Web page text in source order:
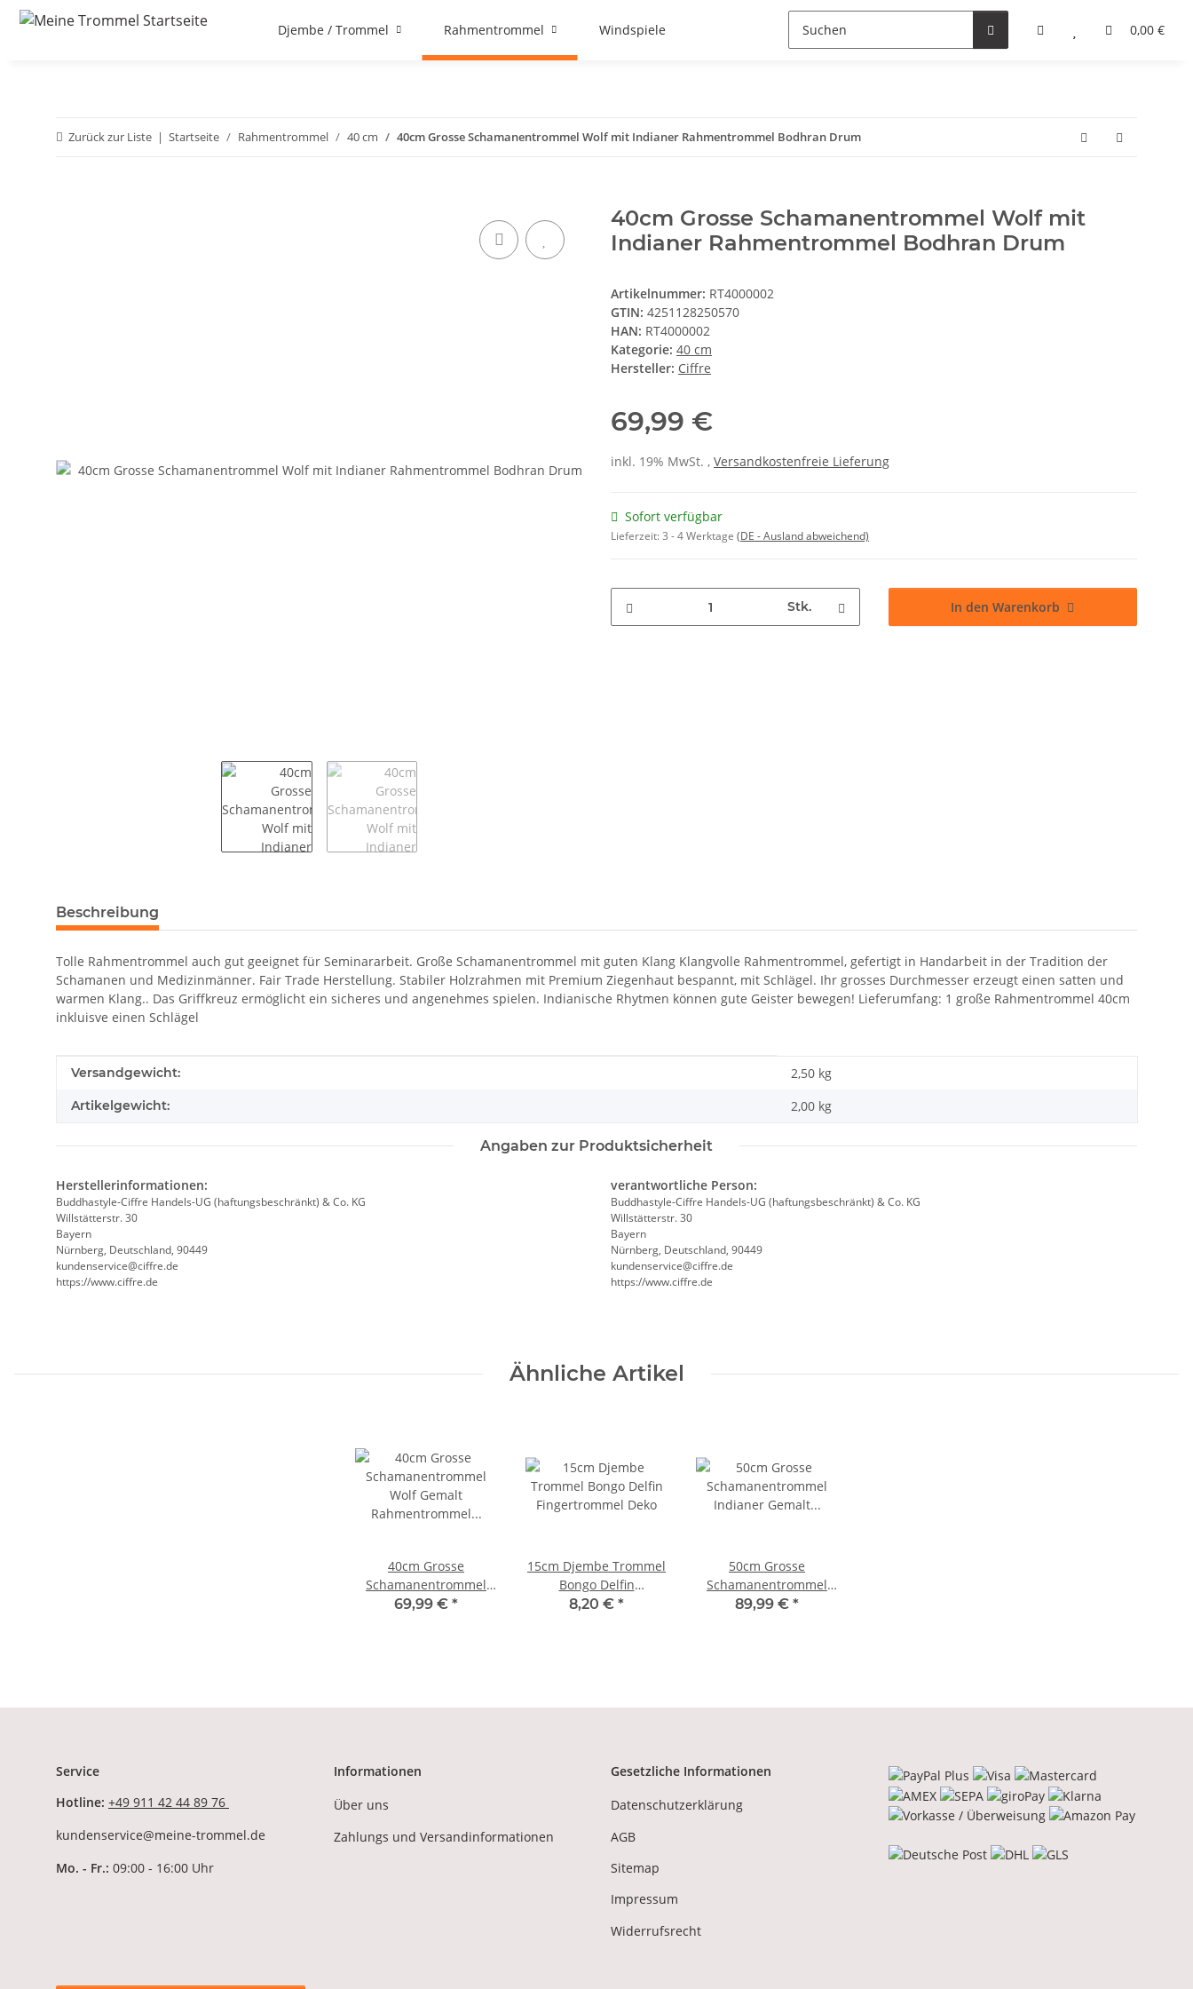
0,00 €
Djembe / Trommel Rahmentrommel Windspiele
Zurück zur Liste Startseite Rahmentrommel 40 cm 40cm Grosse Schamanentrommel Wolf mit Indianer Rahmentrommel Bodhran Drum
40cm Grosse Schamanentrommel Wolf mit
Indianer Rahmentrommel Bodhran Drum
Artikelnummer: RT4000002
GTIN: 4251128250570
HAN: RT4000002
Kategorie: 40 cm
Hersteller: Ciffre
69,99 €
inkl. 19% MwSt. , Versandkostenfreie Lieferung
Sofort verfügbar
Lieferzeit:3 - 4 Werktage (DE - Ausland abweichend)
Stk. In den Warenkorb
weitere Registerkarten anzeigen
Beschreibung
Tolle Rahmentrommel auch gut geeignet für Seminararbeit. Große Schamanentrommel mit guten Klang Klangvolle Rahmentrommel, gefertigt in Handarbeit in der Tradition der
Schamanen und Medizinmänner. Fair Trade Herstellung. Stabiler Holzrahmen mit Premium Ziegenhaut bespannt, mit Schlägel. Ihr grosses Durchmesser erzeugt einen satten und
warmen Klang.. Das Griffkreuz ermöglicht ein sicheres und angenehmes spielen. Indianische Rhytmen können gute Geister bewegen! Lieferumfang: 1 große Rahmentrommel 40cm
inkluisve einen Schlägel
Produkteigenschaft
Wert
Versandgewicht: 2,50 kg
Artikelgewicht: 2,00 kg
Angaben zur Produktsicherheit
Herstellerinformationen:
Buddhastyle-Ciffre Handels-UG (haftungsbeschränkt) & Co. KG
Willstätterstr. 30
Bayern
Nürnberg, Deutschland, 90449
kundenservice@ciffre.de
https://www.ciffre.de
verantwortliche Person:
Buddhastyle-Ciffre Handels-UG (haftungsbeschränkt) & Co. KG
Willstätterstr. 30
Bayern
Nürnberg, Deutschland, 90449
kundenservice@ciffre.de
https://www.ciffre.de
Ähnliche Artikel
40cm Grosse
Schamanentrommel
Wolf Gemalt
69,99 € *
15cm Djembe Trommel
Bongo Delfin
Fingertrommel Deko
8,20 € *
50cm Grosse
Schamanentrommel
Indianer Gemalt
89,99 € *
Service
Hotline: +49 911 42 44 89 76
kundenservice@meine-trommel.de
Mo. - Fr.: 09:00 - 16:00 Uhr
Informationen
Über uns
Zahlungs und Versandinformationen
Gesetzliche Informationen
Datenschutzerklärung
AGB
Sitemap
Impressum
Widerrufsrecht